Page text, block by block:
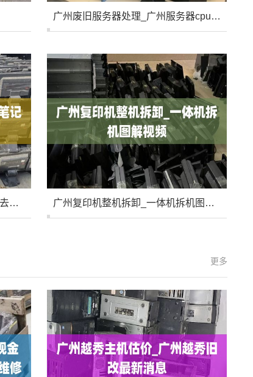
广州废旧服务器处理_广州服务器cpu回收
广州拆机笔记本风扇回收_笔记本去电脑店换风扇 广州复印机整机拆卸_一体机拆机图解视频
更多